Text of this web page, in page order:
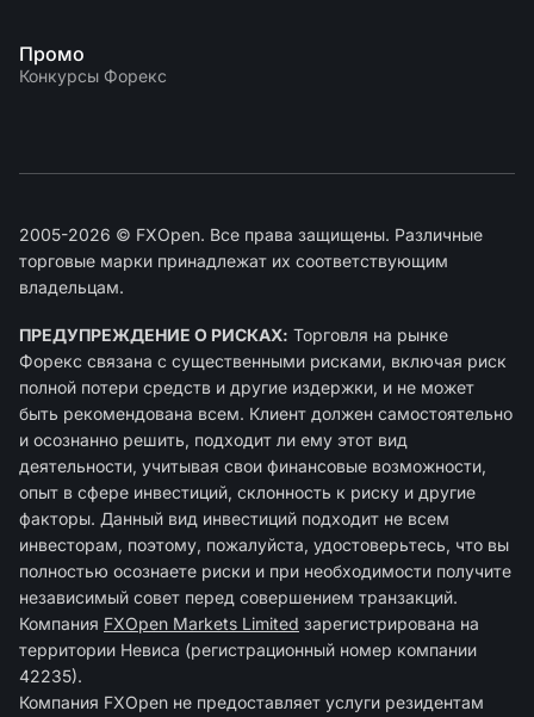
Промо
Конкурсы Форекс
2005-2026 © FXOpen. Все права защищены. Различные
торговые марки принадлежат их соответствующим
владельцам.
ПРЕДУПРЕЖДЕНИЕ О РИСКАХ: Торговля на рынке
Форекс связана с существенными рисками, включая риск
полной потери средств и другие издержки, и не может
быть рекомендована всем. Клиент должен самостоятельно
и осознанно решить, подходит ли ему этот вид
деятельности, учитывая свои финансовые возможности,
опыт в сфере инвестиций, склонность к риску и другие
факторы. Данный вид инвестиций подходит не всем
инвесторам, поэтому, пожалуйста, удостоверьтесь, что вы
полностью осознаете риски и при необходимости получите
независимый совет перед совершением транзакций.
Компания FXOpen Markets Limited зарегиcтрирована на
территории Невиса (регистрационный номер компании
42235).
Компания FXOpen не предоставляет услуги резидентам